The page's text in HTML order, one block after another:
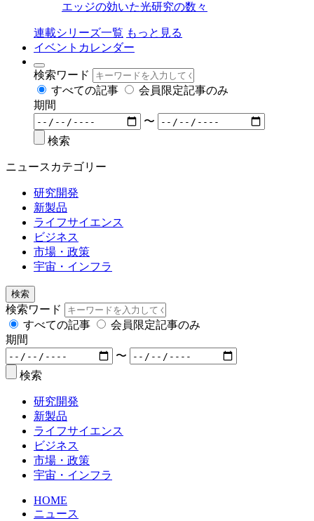
エッジの効いた光研究の数々
連載シリーズ一覧 もっと見る
イベントカレンダー
検索ワード
すべての記事
会員限定記事のみ
期間
〜
検索
ニュースカテゴリー
研究開発
新製品
ライフサイエンス
ビジネス
市場・政策
宇宙・インフラ
検索
検索ワード
すべての記事
会員限定記事のみ
期間
〜
検索
研究開発
新製品
ライフサイエンス
ビジネス
市場・政策
宇宙・インフラ
HOME
ニュース